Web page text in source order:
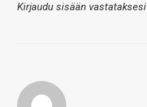
Kirjaudu sisään vastataksesi